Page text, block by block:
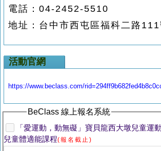
電話： 04-2452-5510
地址： 台中市西屯區福科二路111
活動官網
https://www.beclass.com/
BeClass 線上報名系統
「愛運動，動無礙」寶貝龍西大墩兒童運
兒童體適能課程(報名截止)